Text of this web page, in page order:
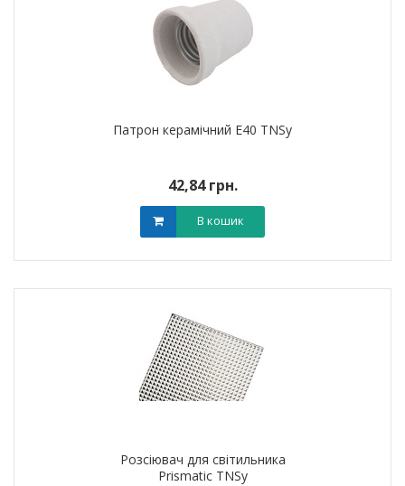
Патрон керамічний E40 TNSy
42,84 грн.
В кошик
Розсіювач для світильника
Prismatic TNSy